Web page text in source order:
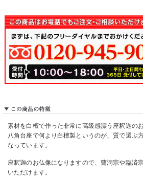
素材を白檀で作った非常に高級感漂う座釈迦のお
八角台座で何より白檀製というのが、質で選ぶ
なっています。
座釈迦のお仏像になりますので、曹洞宗や臨済
いただけます。